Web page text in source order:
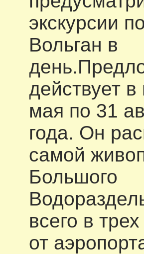
экскурсии
Вольган в
действует
мая по 31
года. Он
самой
Большого
всего в
от